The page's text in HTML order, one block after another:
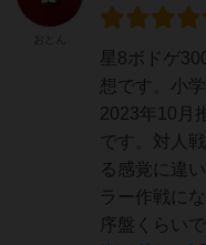
星8ボドゲ
想です。小
2023年10月
です。対人
る感覚に違
ラー作戦に
序盤くらい